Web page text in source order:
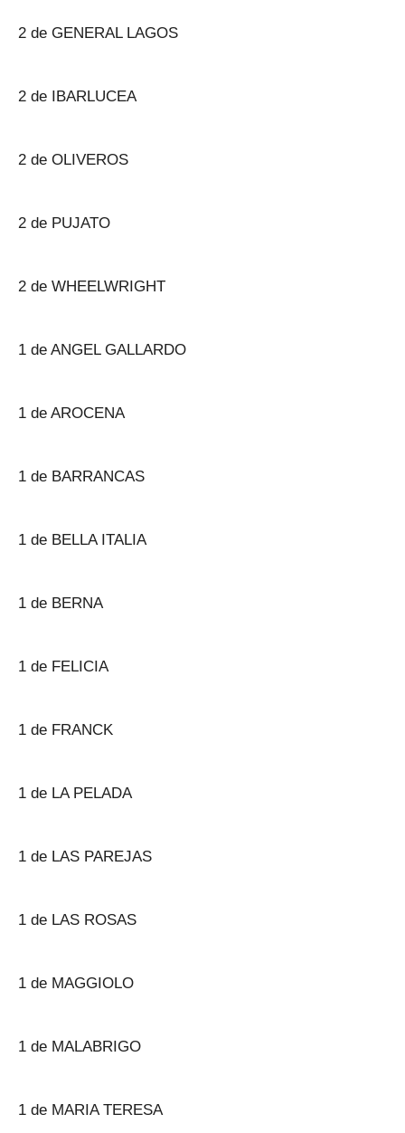
2 de GENERAL LAGOS
2 de IBARLUCEA
2 de OLIVEROS
2 de PUJATO
2 de WHEELWRIGHT
1 de ANGEL GALLARDO
1 de AROCENA
1 de BARRANCAS
1 de BELLA ITALIA
1 de BERNA
1 de FELICIA
1 de FRANCK
1 de LA PELADA
1 de LAS PAREJAS
1 de LAS ROSAS
1 de MAGGIOLO
1 de MALABRIGO
1 de MARIA TERESA